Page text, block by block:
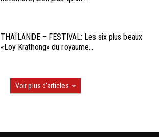
THAÏLANDE – FESTIVAL: Les six plus beaux
«Loy Krathong» du royaume...
Voir plus d'articles